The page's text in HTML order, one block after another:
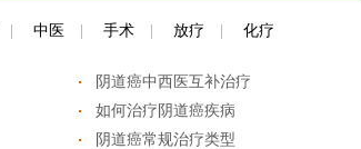
中医 手术 放疗 化疗
阴道癌中西医互补治疗
如何治疗阴道癌疾病
阴道癌常规治疗类型